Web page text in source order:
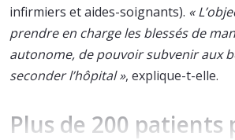
infirmiers et aides-soignants). «
prendre en charge les blessés de
autonome, de pouvoir subvenir aux
seconder l’hôpital », explique-t-elle.
Plus de 200 patients